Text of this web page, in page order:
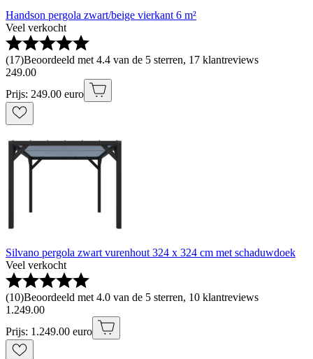
Handson pergola zwart/beige vierkant 6 m²
Veel verkocht
(17)Beoordeeld met 4.4 van de 5 sterren, 17 klantreviews
249.00
Prijs: 249.00 euro
Silvano pergola zwart vurenhout 324 x 324 cm met schaduwdoek
Veel verkocht
(10)Beoordeeld met 4.0 van de 5 sterren, 10 klantreviews
1 .249.00
Prijs: 1.249.00 euro